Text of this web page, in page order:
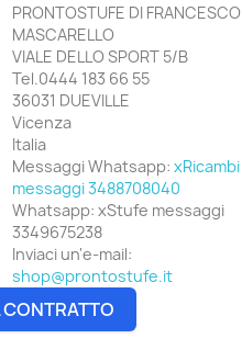
PRONTOSTUFE DI FRANCESCO
MASCARELLO
VIALE DELLO SPORT 5/B
Tel.0444 183 66 55
36031 DUEVILLE
Vicenza
Italia
Messaggi Whatsapp: xRicambi
messaggi 3488708040
Whatsapp: xStufe messaggi
3349675238
Inviaci un'e-mail:
shop@prontostufe.it